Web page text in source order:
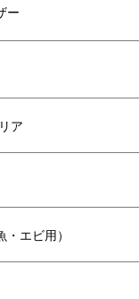
ー
ア
エビ用）